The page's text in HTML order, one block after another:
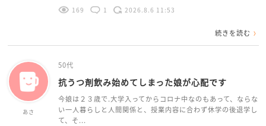
169 1 2026.8.6 11:53
続きを読む
あさ
50代
抗うつ剤飲み始めてしまった娘が心配です
今娘は２３歳で.大学入ってからコロナ中なのもあって、ならな
い一人暮らしと人間関係と、授業内容に合わず休学の後退学し
て、そ...